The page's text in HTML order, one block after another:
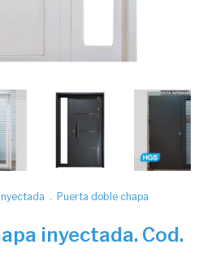
. Puerta doble chapa
inyectada. Cod.